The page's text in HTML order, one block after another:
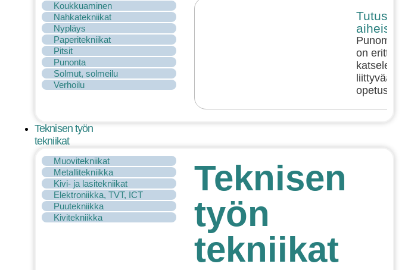
Koukkuaminen
Nahkatekniikat
Nypläys
Paperitekniikat
Pitsit
Punonta
Solmut, solmeilu
Verhoilu
Tutustu
on
liittyvää
Teknisen työn
tekniikat
Muovitekniikat
Metallitekniikka
Kivi- ja lasitekniikat
Elektroniikka, TVT, ICT
Puutekniikka
Kivitekniikka
Teknisen
työn
tekniikat